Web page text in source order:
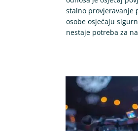
stalno provjeravanje
osobe osjećaju
nestaje potreba za